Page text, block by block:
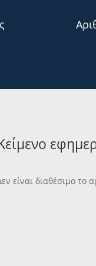
είναι διαθέσιμο το